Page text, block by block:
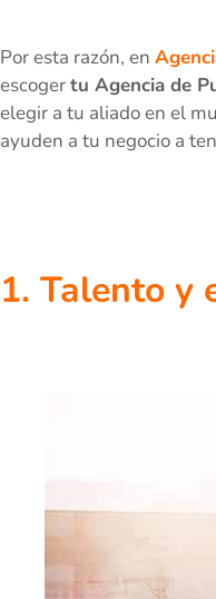
Por esta razón, en
escogertu Agencia de
elegir a tu aliado en el
ayuden a tu negocio a
1. Talento y